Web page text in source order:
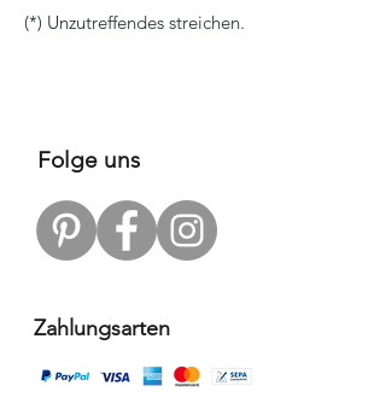
(*) Unzutreffendes streichen.
Folge uns
Zahlungsarten